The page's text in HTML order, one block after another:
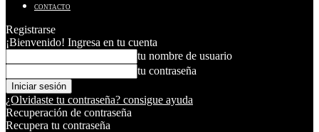
CONTACTO
Registrarse
¡Bienvenido! Ingresa en tu cuenta
tu nombre de usuario
tu contraseña
¿Olvidaste tu contraseña? consigue ayuda
Recuperación de contraseña
Recupera tu contraseña